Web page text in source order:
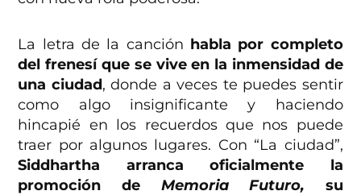
La letra de la canción habla por completo
del frenesí que se vive en la inmensidad de
una ciudad, donde a veces te puedes sentir
como algo insignificante y haciendo
hincapié en los recuerdos que nos puede
traer por algunos lugares. Con “La ciudad”,
Siddhartha arranca oficialmente la
promoción de Memoria Futuro, su